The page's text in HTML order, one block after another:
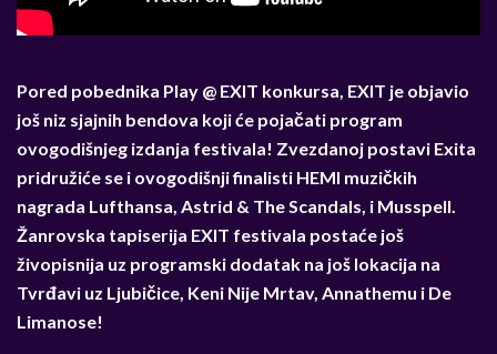
Pored pobednika Play @ EXIT konkursa, EXIT je objavio
još niz sjajnih bendova koji će pojačati program
ovogodišnjeg izdanja festivala! Zvezdanoj postavi Exita
pridružiće se i ovogodišnji finalisti HEMI muzičkih
nagrada Lufthansa, Astrid & The Scandals, i Musspell.
Žanrovska tapiserija EXIT festivala postaće još
živopisnija uz programski dodatak na još lokacija na
Tvrđavi uz Ljubičice, Keni Nije Mrtav, Annathemu i De
Limanose!